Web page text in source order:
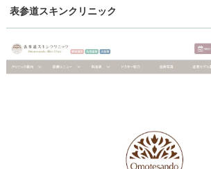
表参道スキンクリニック